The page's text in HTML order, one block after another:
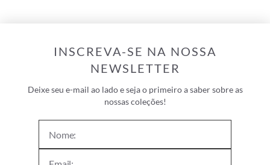
INSCREVA-SE NA NOSSA
NEWSLETTER
Deixe seu e-mail ao lado e seja o primeiro a saber sobre as
nossas coleções!